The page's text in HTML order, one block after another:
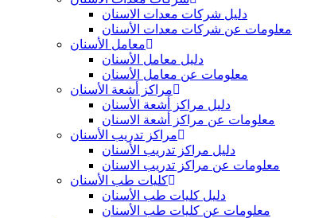
دليل شركات معدات الاسنان
معلومات عن شركات معدات الأسنان
معامل الأسنان
دليل معامل الأسنان
معلومات عن معامل الأسنان
مراكز أشعة الأسنان
دليل مراكز أشعة الأسنان
معلومات عن مراكز أشعة الاسنان
مراكز تدريب الأسنان
دليل مراكز تدريب الأسنان
معلومات عن مراكز تدريب الاسنان
كليات طب الأسنان
دليل كليات طب الأسنان
معلومات عن كليات طب الأسنان